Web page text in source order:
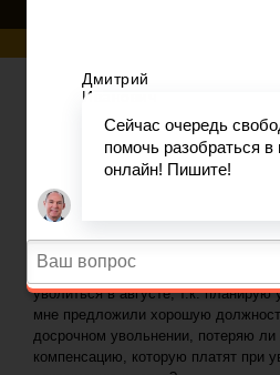
Консультация юриста по
Досрочное увольнение и
отделов в сентябре этого года. Я
численность которого планируется
уволиться в августе, т.к. планирую
мне предложили хорошую
досрочном увольнении, потеряю
компенсацию, которую платят при